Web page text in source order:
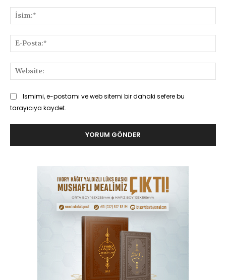
Ismimi, e-postamı ve web sitemi bir dahaki sefere bu
tarayıcıya kaydet.